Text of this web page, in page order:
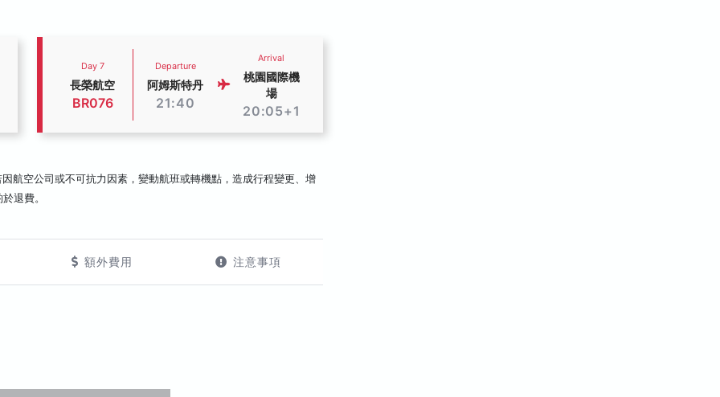
Day 7
長榮航空
BR076
Departure
阿姆斯特丹
21:40
Arrival
桃園國際機
場
20:05+1
航空公司或不可抗力因素，變動航班或轉機點，造成行程變更、增
退費。
額外費用 注意事項